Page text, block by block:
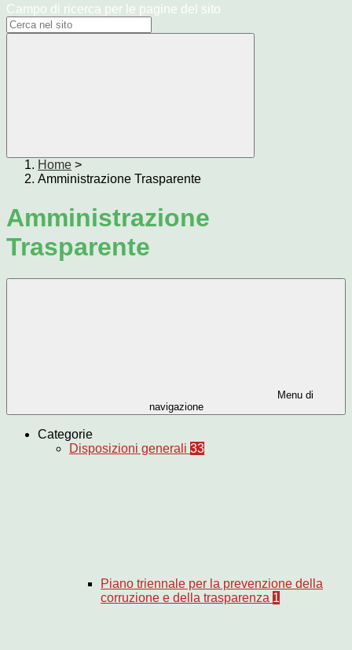
Campo di ricerca per le pagine del sito
Home >
Amministrazione Trasparente
Amministrazione
Trasparente
Menu di
navigazione
Categorie
Disposizioni generali 33
Piano triennale per la prevenzione della
corruzione e della trasparenza 1